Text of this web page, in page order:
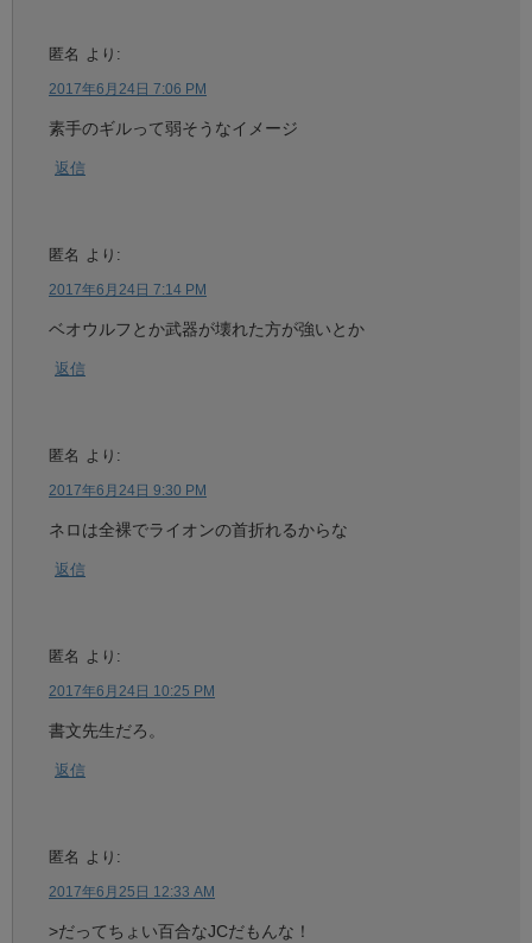
匿名 より:
2017年6月24日 7:06 PM
素手のギルって弱そうなイメージ
返信
匿名 より:
2017年6月24日 7:14 PM
ベオウルフとか武器が壊れた方が強いとか
返信
匿名 より:
2017年6月24日 9:30 PM
ネロは全裸でライオンの首折れるからな
返信
匿名 より:
2017年6月24日 10:25 PM
書文先生だろ。
返信
匿名 より:
2017年6月25日 12:33 AM
>だってちょい百合なJCだもんな！